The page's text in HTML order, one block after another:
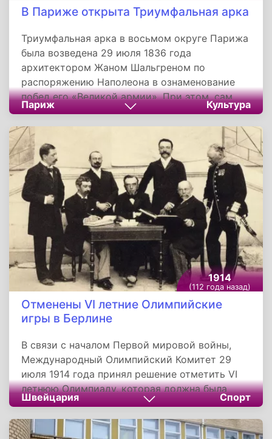
В Париже открыта Триумфальная арка
Триумфальная арка в восьмом округе Парижа
была возведена 29 июля 1836 года
архитектором Жаном Шальгреном по
распоряжению Наполеона в ознаменование
побед его «Великой армии». При этом, сам
французский император не дожил до
окончания строительства. Оно было
завершено в царствование Луи-Филиппа под
руководством Абеля Блуэ.
Париж Культура
1914
(112 года назад)
Отменены VI летние Олимпийские
игры в Берлине
В связи с началом Первой мировой войны,
Международный Олимпийский Комитет 29
июля 1914 года принял решение отметить VI
летнюю Олимпиаду, которая должна была
пройти в Берлине. Немецкая столица была
выбрана местом проведения игр 27 мая 1912
года, оставив далеко позади такие города
Швейцария Спорт